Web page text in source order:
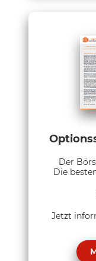
Der
Die
Jetzt